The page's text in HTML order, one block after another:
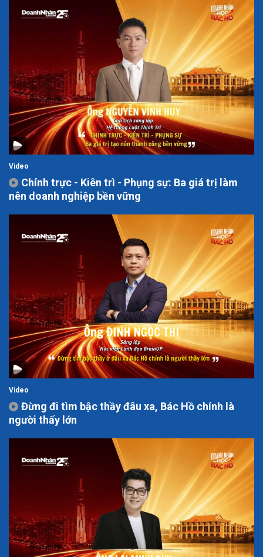
Video
Chính trực - Kiên trì - Phụng sự: Ba giá trị làm
nên doanh nghiệp bền vững
Video
Đừng đi tìm bậc thầy đâu xa, Bác Hồ chính là
người thấy lớn